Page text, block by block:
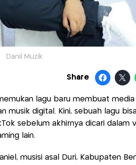
Danil Muzik
Share
lagu baru membuat media
musik digital. Kini, sebuah lagu
sebelum akhirnya dicari dalam
lain.
musisi asal Duri, Kabupaten